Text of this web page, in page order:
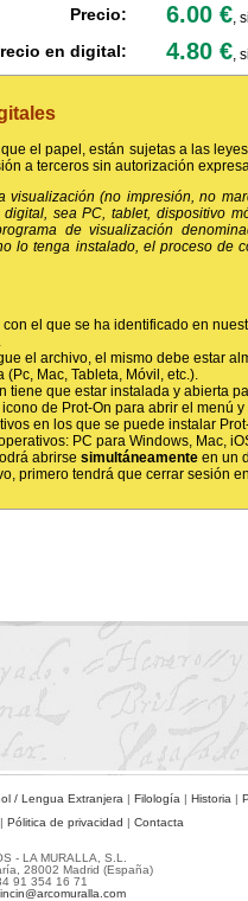
Precio: 6.00 €,
en digital: 4.80 €,
el papel, están sujetas a las
a terceros sin autorización
visualización (no impresión, no
sea PC, tablet, dispositivo
de visualización
lo tenga instalado, el proceso de
el que se ha identificado en
el archivo, el mismo debe estar
Mac, Tableta, Móvil, etc.).
tiene que estar instalada y abierta
de Prot-On para abrir el menú
en los que se puede instalar
PC para Windows, Mac,
abrirse simultáneamente en un
primero tendrá que cerrar sesión
/ Lengua Extranjera | Filología | Historia |
| Pólitica de privacidad | Contacta
- LA MURALLA, S.L.
28002 Madrid (España)
91 354 16 71